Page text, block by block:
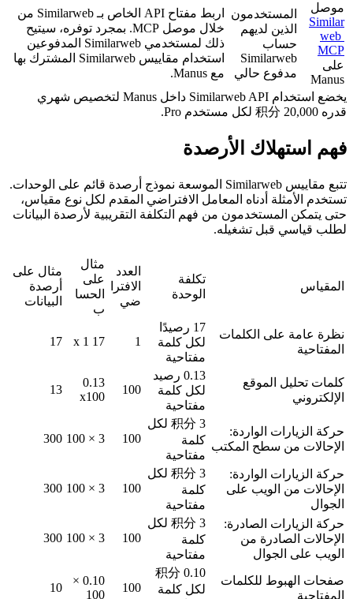
موصل
Similar
web
MCP
على
Manus
المستخدمون
الذين لديهم
حساب
مدفوع حالي
اربط مفتاح API الخاص بـ Similarweb من
خلال موصل MCP. بمجرد توفره، سيتيح
ذلك لمستخدمي Similarweb المدفوعين
استخدام مقاييس Similarweb المشترك بها
مع Manus.
يخضع استخدام Similarweb API داخل Manus لتخصيص شهري
قدره 20,000 积分 لكل مستخدم Pro.
فهم استهلاك الأرصدة
تتبع مقاييس Similarweb الموسعة نموذج أرصدة قائم على الوحدات.
تستخدم الأمثلة أدناه المعامل الافتراضي المقدم لكل نوع مقياس،
حتى يتمكن المستخدمون من فهم التكلفة التقريبية لأرصدة البيانات
لطلب قياسي قبل تشغيله.
المقياس
تكلفة
الوحدة
العدد
الافترا
ضي
مثال
على
الحسا
ب
مثال على
أرصدة
البيانات
نظرة عامة على الكلمات
المفتاحية
17 رصيدًا
لكل كلمة
مفتاحية
1
17 x 1
17
كلمات تحليل الموقع
الإلكتروني
0.13 رصيد
لكل كلمة
مفتاحية
100
x100
13
حركة الزيارات الواردة:
الإحالات من سطح المكتب
3 积分 لكل
كلمة
مفتاحية
100
3 × 100
300
حركة الزيارات الواردة:
الإحالات من الويب على
الجوال
3 积分 لكل
كلمة
مفتاحية
100
3 × 100
300
حركة الزيارات الصادرة:
الإحالات الصادرة من
الويب على الجوال
3 积分 لكل
كلمة
مفتاحية
100
3 × 100
300
صفحات الهبوط للكلمات
المفتاحية
لكل كلمة
100
0.10 ×
100
10